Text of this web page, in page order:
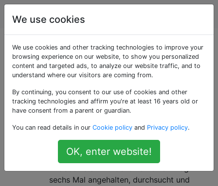
Reise
Als «officials»
getaggte Fragen
Umgang mit Bürokraten, Wachen, Offizieren und
anderen offiziellen Mitarbeitern, die Sie auf Ihren
Taktiken, um nicht von korrupten
Polizisten belästigt zu werden?
sechs Mal angehalten, durchsucht und
We use cookies
We use cookies and other tracking technologies to improve your
browsing experience on our website, to show you personalized
content and targeted ads, to analyze our website traffic, and to
understand where our visitors are coming from.
By continuing, you consent to our use of cookies and other
tracking technologies and affirm you're at least 16 years old or
have consent from a parent or guardian.
You can read details in our Cookie policy and Privacy policy.
OK, enter website!